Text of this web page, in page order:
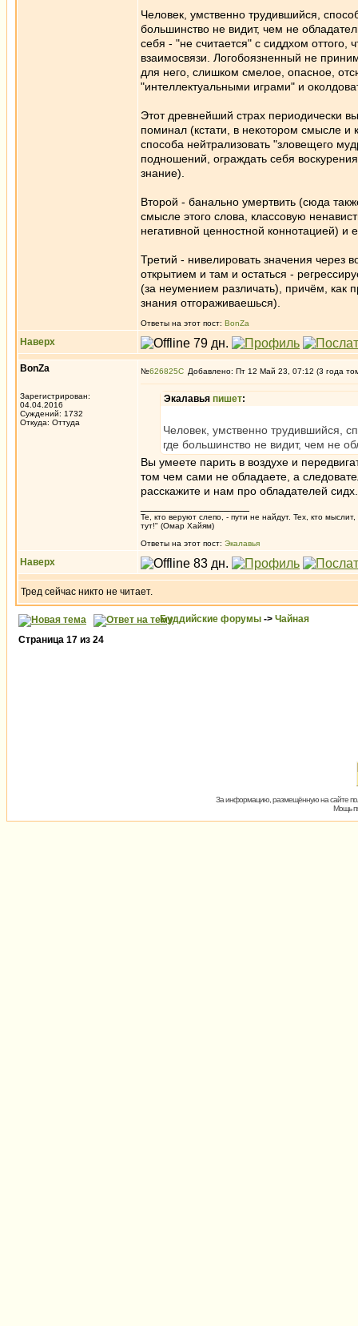
Человек, умственно трудившийся,
большинство не видит, чем не
себя - "не считается" с сиддхом
взаимосвязи. Логобоязненный не
для него, слишком смелое, опасное,
"интеллектуальными играми" и
Этот древнейший страх периодически
поминал (кстати, в некотором смысле и
способа нейтрализовать "зловещего
подношений, ограждать себя
знание).
Второй - банально умертвить (сюда
смысле этого слова, классовую
негативной ценностной коннотацией) и
Третий - нивелировать значения через
открытием и там и остаться -
(за неумением различать), причём, как
знания отгораживаешься).
Ответы на этот пост: BonZa
Наверх
BonZa
Зарегистрирован:
04.04.2016
Суждений: 1732
Откуда: Oттyдa
№626825 Добавлено: Пт 12 Май 23, 07:12 (3 года
Экалавья пишет:
Человек, умственно трудившийся,
где большинство не видит, чем не
Вы умеете парить в воздухе и
том чем сами не обладаете, а
расскажите и нам про обладателей сидх.
Те, кто веруют слепо, - пути не найдут. Тех, кто
тут!" (Омар Хайям)
Ответы на этот пост: Экалавья
Наверх
Тред сейчас никто не читает.
Буддийские форумы -> Чайная
Страница 17 из 24
За информацию, размещённую на сайте
Мощь